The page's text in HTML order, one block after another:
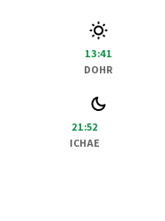
13:41
DOHR
21:52
ICHAE